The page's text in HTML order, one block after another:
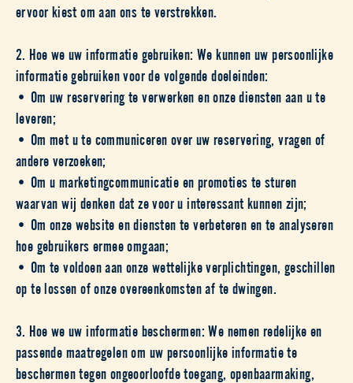
ervoor kiest om aan ons te verstrekken.
2. Hoe we uw informatie gebruiken: We kunnen uw persoonlijke
informatie gebruiken voor de volgende doeleinden:
• Om uw reservering te verwerken en onze diensten aan u te
leveren;
• Om met u te communiceren over uw reservering, vragen of
andere verzoeken;
• Om u marketingcommunicatie en promoties te sturen
waarvan wij denken dat ze voor u interessant kunnen zijn;
• Om onze website en diensten te verbeteren en te analyseren
hoe gebruikers ermee omgaan;
• Om te voldoen aan onze wettelijke verplichtingen, geschillen
op te lossen of onze overeenkomsten af te dwingen.
3. Hoe we uw informatie beschermen: We nemen redelijke en
passende maatregelen om uw persoonlijke informatie te
beschermen tegen ongeoorloofde toegang, openbaarmaking,